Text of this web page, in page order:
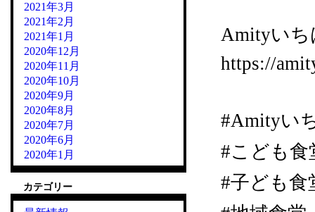
Amityいち
https://
#Amityい
#こども食
#子ども食
2021年3月
2021年2月
2021年1月
2020年12月
2020年11月
2020年10月
2020年9月
2020年8月
2020年7月
2020年6月
2020年1月
カテゴリー